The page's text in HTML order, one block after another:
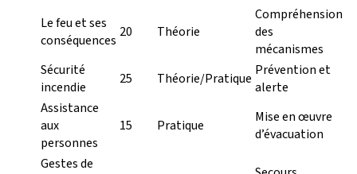
Le feu et ses
conséquences 20 Théorie
Compréhension
des
mécanismes
Sécurité
incendie
25 Théorie/Pratique Prévention et
alerte
Assistance
aux
personnes
15 Pratique
Mise en œuvre
d’évacuation
Gestes de